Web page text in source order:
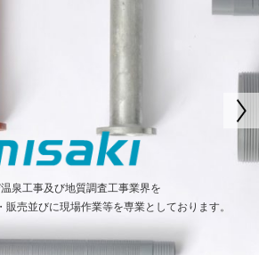
泉工事及び地質調査工事業界を
売並びに現場作業等を専業としております。